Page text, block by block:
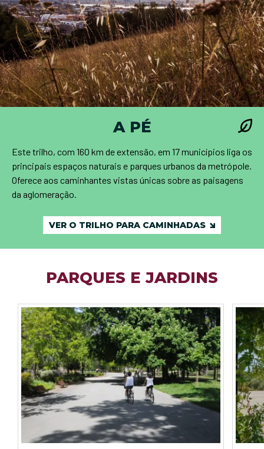
A PÉ
Este trilho, com 160 km de extensão, em 17 municípios liga os
principais espaços naturais e parques urbanos da metrópole.
Oferece aos caminhantes vistas únicas sobre as paisagens
da aglomeração.
VER O TRILHO PARA CAMINHADAS
PARQUES E JARDINS